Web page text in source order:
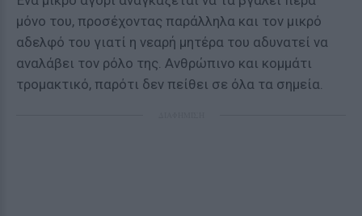
μόνο του, προσέχοντας παράλληλα και τον μικρό
αδελφό του γιατί η νεαρή μητέρα του αδυνατεί να
αναλάβει τον ρόλο της. Ανθρώπινο και κομμάτι
τρομακτικό, παρότι δεν πείθει σε όλα τα σημεία.